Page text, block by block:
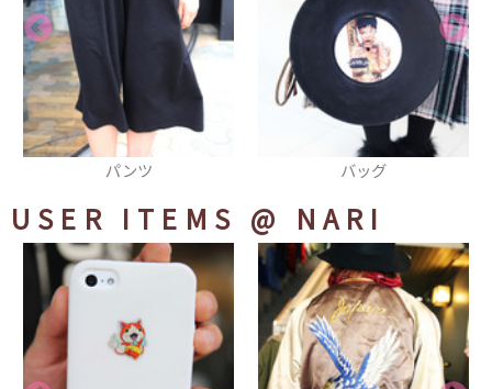
ダンガリーパジ
USER ITEMS @ NARI